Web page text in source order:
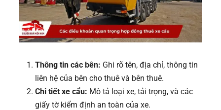
Thông tin các bên: Ghi rõ tên, địa chỉ, thông tin
liên hệ của bên cho thuê và bên thuê.
Chi tiết xe cẩu: Mô tả loại xe, tải trọng, và các
giấy tờ kiểm định an toàn của xe.